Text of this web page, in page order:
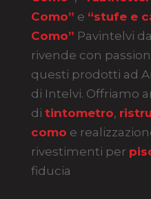
Como” e “stufe e
Como” Pavintelvi
rivende con
questi prodotti ad
di Intelvi. Offriamo
di tintometro,
como e
rivestimenti per
fiducia